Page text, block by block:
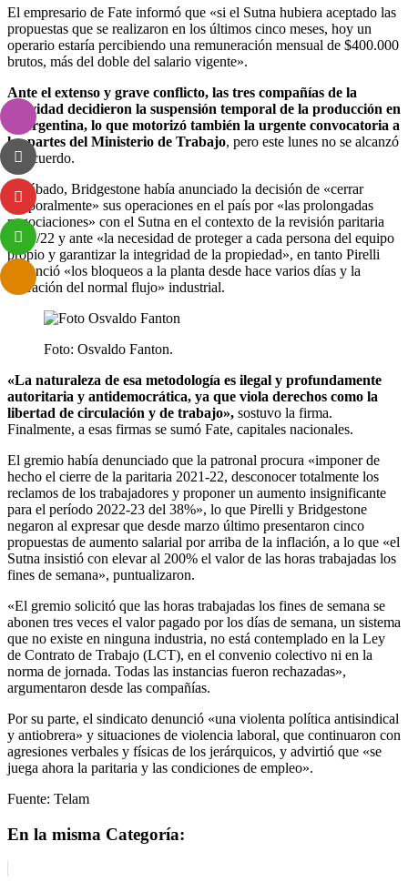
El empresario de Fate informó que «si el Sutna hubiera aceptado las
propuestas que se realizaron en los últimos cinco meses, hoy un
operario estaría percibiendo una remuneración mensual de $400.000
brutos, más del doble del salario vigente».
Ante el extenso y grave conflicto, las tres compañías de la
actividad decidieron la suspensión temporal de la producción en
la Argentina, lo que motorizó también la urgente convocatoria a
las partes del Ministerio de Trabajo, pero este lunes no se alcanzó
un acuerdo.
El sábado, Bridgestone había anunciado la decisión de «cerrar
temporalmente» sus operaciones en el país por «las prolongadas
negociaciones» con el Sutna en el contexto de la revisión paritaria
2021/22 y ante «la necesidad de proteger a cada persona del equipo
propio y garantizar la integridad de la propiedad», en tanto Pirelli
denunció «los bloqueos a la planta desde hace varios días y la
alteración del normal flujo» industrial.
Foto: Osvaldo Fanton.
«La naturaleza de esa metodología es ilegal y profundamente
autoritaria y antidemocrática, ya que viola derechos como la
libertad de circulación y de trabajo», sostuvo la firma.
Finalmente, a esas firmas se sumó Fate, capitales nacionales.
El gremio había denunciado que la patronal procura «imponer de
hecho el cierre de la paritaria 2021-22, desconocer totalmente los
reclamos de los trabajadores y proponer un aumento insignificante
para el período 2022-23 del 38%», lo que Pirelli y Bridgestone
negaron al expresar que desde marzo último presentaron cinco
propuestas de aumento salarial por arriba de la inflación, a lo que «el
Sutna insistió con elevar al 200% el valor de las horas trabajadas los
fines de semana», puntualizaron.
«El gremio solicitó que las horas trabajadas los fines de semana se
abonen tres veces el valor pagado por los días de semana, un sistema
que no existe en ninguna industria, no está contemplado en la Ley
de Contrato de Trabajo (LCT), en el convenio colectivo ni en la
norma de jornada. Todas las instancias fueron rechazadas»,
argumentaron desde las compañías.
Por su parte, el sindicato denunció «una violenta política antisindical
y antiobrera» y situaciones de violencia laboral, que continuaron con
agresiones verbales y físicas de los jerárquicos, y advirtió que «se
juega ahora la paritaria y las condiciones de empleo».
Fuente: Telam
En la misma Categoría: